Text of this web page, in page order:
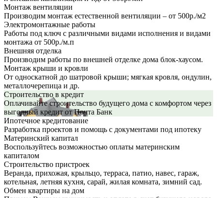
Монтаж вентиляции
Производим монтаж естественной вентиляции – от 500р./м2
Электромонтажные работы
Работы под ключ с различными видами исполнения и видами
монтажа от 500р./м.п
Внешняя отделка
Производим работы по внешней отделке дома блок-хаусом.
Монтаж крыши и кровли
От односкатной до шатровой крыши; мягкая кровля, ондулин,
металлочерепица и др.
Строительство в кредит
Оплачивайте строительство будущего дома с комфортом через
выгодный кредит от Почта Банк
Ипотечное кредитование
Разработка проектов и помощь с документами под ипотеку
Материнский капитал
Воспользуйтесь возможностью оплаты материнским
капиталом
Строительство пристроек
Веранда, прихожая, крыльцо, терраса, патио, навес, гараж,
котельная, летняя кухня, сарай, жилая комната, зимний сад.
Обмен квартиры на дом